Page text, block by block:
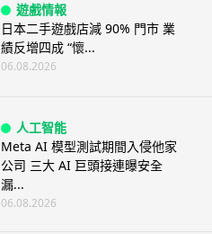
遊戲情報
日本二手遊戲店減 90% 門市 業
績反增四成 “懷...
06.08.2026
人工智能
Meta AI 模型測試期間入侵他家
公司 三大 AI 巨頭接連曝安全
漏...
06.08.2026